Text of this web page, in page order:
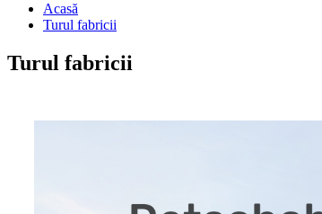
Acasă
Turul fabricii
Turul fabricii